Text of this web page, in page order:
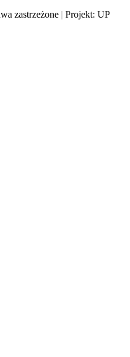
zastrzeżone | Projekt: UP